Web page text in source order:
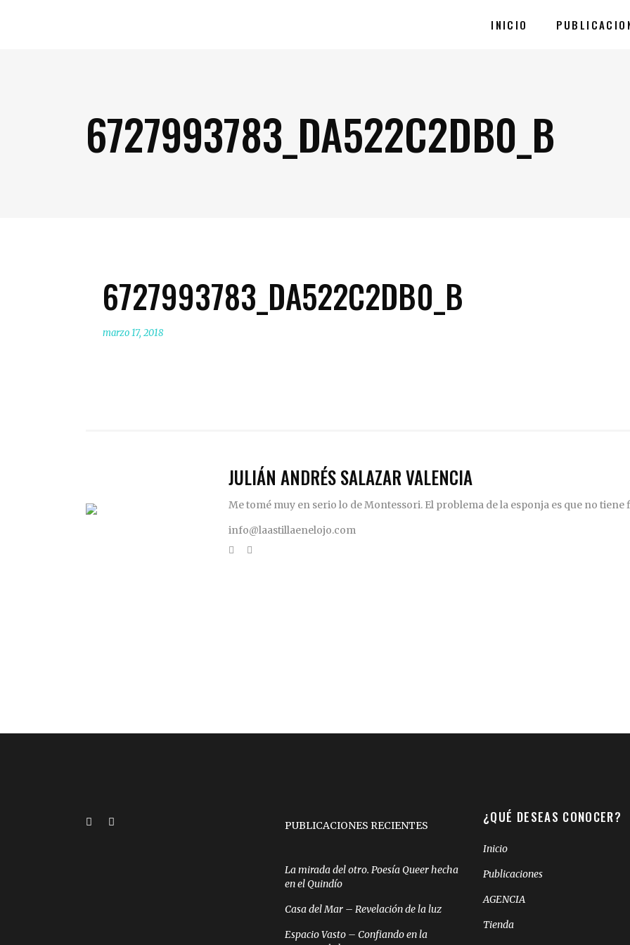
INICIO
6727993783_DA522C2DB0_B
6727993783_DA522C2DB0_B
marzo 17, 2018
JULIÁN ANDRÉS SALAZAR VALENCIA
Me tomé muy en serio lo de Montessori. El problema de la esponja es que no tiene
info@laastillaenelojo.com
PUBLICACIONES RECIENTES
La mirada del otro. Poesía Queer hecha
en el Quindío
Casa del Mar – Revelación de la luz
Espacio Vasto – Confiando en la
¿QUÉ DESEAS CONOCER?
Inicio
Publicaciones
AGENCIA
Tienda